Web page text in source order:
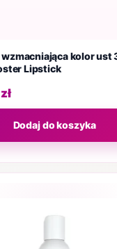
kolor ust
Lipstick
zł
Dodaj do koszyka